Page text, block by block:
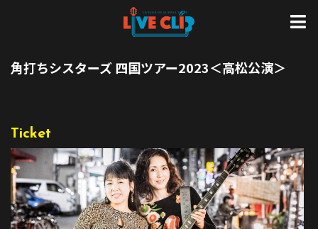
角打ちシスターズ 四国ツアー2023＜高松公演＞
Ticket